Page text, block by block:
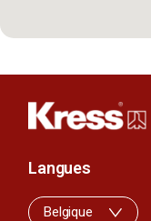
Langues
Belgique